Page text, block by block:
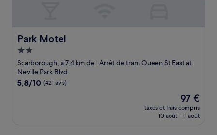
Park Motel
Park Motel
Hébergement
2.0 étoiles
Scarborough, à 7,4 km de : Arrêt de tram Queen St East at
Neville Park Blvd
5.8
5,8/10 (421 avis)
Le
nouveau
prix
97 €
taxes et frais compris
10 août - 11 août